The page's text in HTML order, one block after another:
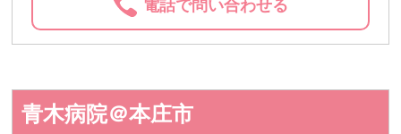
電話で問い合わせる
青木病院＠本庄市